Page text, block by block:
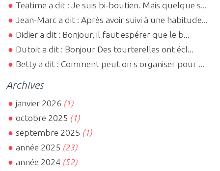
Teatime a dit : Je suis bi-boutien. Mais quelque s...
Jean-Marc a dit : Après avoir suivi à une habitude...
Didier a dit : Bonjour, il faut espérer que le b...
Dutoit a dit : Bonjour Des tourterelles ont écl...
Betty a dit : Comment peut on s organiser pour ...
Archives
janvier 2026 (1)
octobre 2025 (1)
septembre 2025 (1)
année 2025 (23)
année 2024 (52)